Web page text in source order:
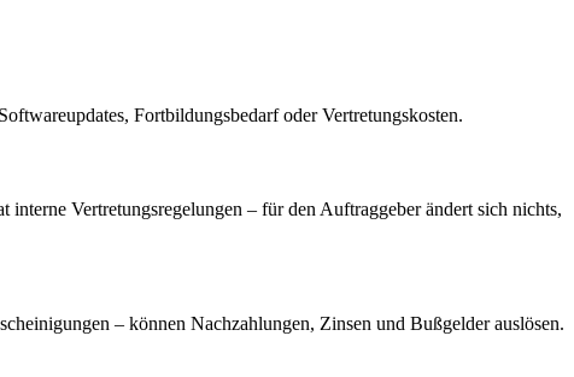
Fortbildungsbedarf oder Vertretungskosten.
Vertretungsregelungen – für den Auftraggeber ändert sich nichts,
– können Nachzahlungen, Zinsen und Bußgelder auslösen.